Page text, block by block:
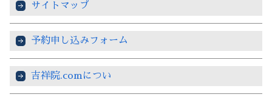
サイトマップ
予約申し込みフォーム
吉祥院.comについ